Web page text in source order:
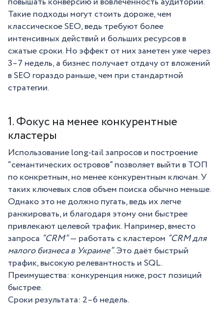
Такие подходы могут стоить дороже, чем
классическое SEO, ведь требуют более
интенсивных действий и больших ресурсов в
сжатые сроки. Но эффект от них заметен уже через
3–7 недель, а бизнес получает отдачу от вложений
в SEO гораздо раньше, чем при стандартной
стратегии.
1. Фокус на менее конкурентные
кластеры
Использование long-tail запросов и построение
“семантических островов” позволяет выйти в ТОП
по конкретным, но менее конкурентным ключам. У
таких ключевых слов объем поиска обычно меньше.
Однако это не должно пугать, ведь их легче
ранжировать, и благодаря этому они быстрее
привлекают целевой трафик. Например, вместо
запроса “CRM”— работать с кластером “CRM для
малого бизнеса в Украине”. Это даёт быстрый
трафик, высокую релевантность и SQL.
Преимущества: конкуренция ниже, рост позиций
быстрее.
Сроки результата: 2–6 недель.